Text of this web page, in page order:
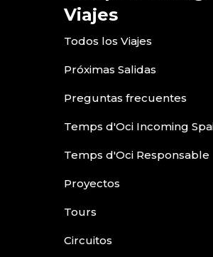
Viajes
Todos los Viajes
Próximas Salidas
Preguntas frecuentes
Temps d'Oci Incoming
Temps d'Oci Responsable
Proyectos
Tours
Circuitos